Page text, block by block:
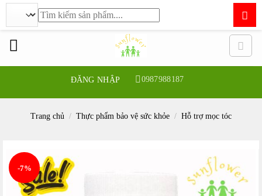
ĐĂNG NHẬP 0987988187
Tìm
kiếm:
Trang chủ / Thực phẩm bảo vệ sức khỏe / Hỗ trợ mọc tóc
-7%